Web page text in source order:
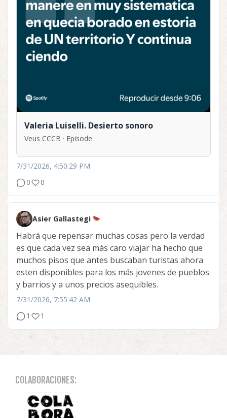
Valeria Luiselli. Desierto sonoro
Veus CCCB · Episode
7/31/2026, 4:50:29 PM
0
0
Asier Gallastegi
Habrá que repensar muchas cosas pero la verdad
es que cada vez sea más caro viajar ha hecho que
muchos pisos que antes buscaban turistas ahora
esten disponibles para los más jovenes de pueblos
y barrios y a unos precios asequibles.
7/31/2026, 7:55:42 AM
1
1
COLABORACIONES: